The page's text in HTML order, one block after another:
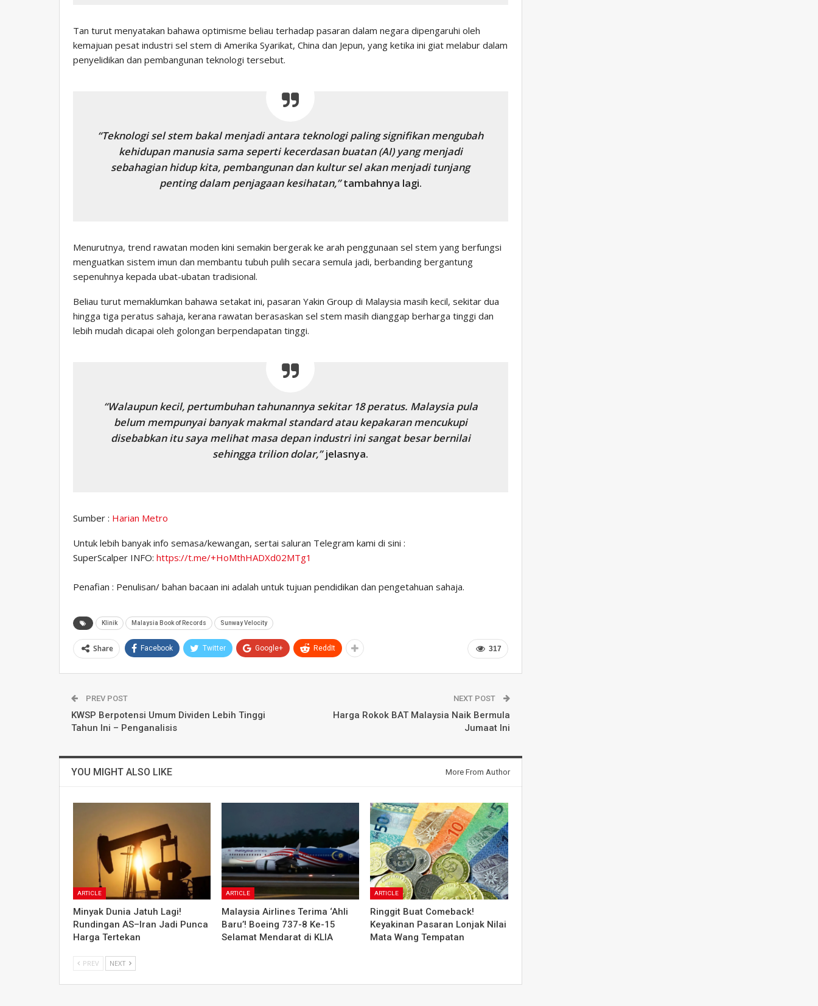
Tan turut menyatakan bahawa optimisme beliau terhadap pasaran dalam negara dipengaruhi oleh
kemajuan pesat industri sel stem di Amerika Syarikat, China dan Jepun, yang ketika ini giat melabur dalam
penyelidikan dan pembangunan teknologi tersebut.
“Teknologi sel stem bakal menjadi antara teknologi paling signifikan mengubah
kehidupan manusia sama seperti kecerdasan buatan (AI) yang menjadi
sebahagian hidup kita, pembangunan dan kultur sel akan menjadi tunjang
penting dalam penjagaan kesihatan,”tambahnya lagi.
Menurutnya, trend rawatan moden kini semakin bergerak ke arah penggunaan sel stem yang berfungsi
menguatkan sistem imun dan membantu tubuh pulih secara semula jadi, berbanding bergantung
sepenuhnya kepada ubat-ubatan tradisional.
Beliau turut memaklumkan bahawa setakat ini, pasaran Yakin Group di Malaysia masih kecil, sekitar dua
hingga tiga peratus sahaja, kerana rawatan berasaskan sel stem masih dianggap berharga tinggi dan
lebih mudah dicapai oleh golongan berpendapatan tinggi.
“Walaupun kecil, pertumbuhan tahunannya sekitar 18 peratus. Malaysia pula
belum mempunyai banyak makmal standard atau kepakaran mencukupi
disebabkan itu saya melihat masa depan industri ini sangat besar bernilai
sehingga trilion dolar,”jelasnya.
Sumber : Harian Metro
Untuk lebih banyak info semasa/kewangan, sertai saluran Telegram kami di sini :
SuperScalper INFO: https://t.me/+HoMthHADXd02MTg1
Penafian : Penulisan/ bahan bacaan ini adalah untuk tujuan pendidikan dan pengetahuan sahaja.
Klinik Malaysia Book of Records Sunway Velocity
317
Share Facebook Twitter Google+ ReddIt
PREV POST
KWSP Berpotensi Umum Dividen Lebih Tinggi
Tahun Ini – Penganalisis
NEXT POST
Harga Rokok BAT Malaysia Naik Bermula
Jumaat Ini
YOU MIGHT ALSO LIKE More From Author
ARTICLE
Minyak Dunia Jatuh Lagi!
Rundingan AS–Iran Jadi Punca
Harga Tertekan
ARTICLE
Malaysia Airlines Terima ‘Ahli
Baru’! Boeing 737-8 Ke-15
Selamat Mendarat di KLIA
ARTICLE
Ringgit Buat Comeback!
Keyakinan Pasaran Lonjak Nilai
Mata Wang Tempatan
PREV NEXT